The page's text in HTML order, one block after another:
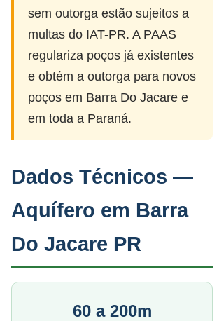
sem outorga estão sujeitos a
multas do IAT-PR. A PAAS
regulariza poços já existentes
e obtém a outorga para novos
poços em Barra Do Jacare e
em toda a Paraná.
Dados Técnicos —
Aquífero em Barra
Do Jacare PR
60 a 200m